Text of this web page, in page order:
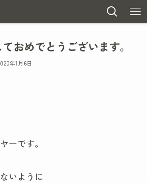
おめでとうございます。
年1月6日
ーです。
いように